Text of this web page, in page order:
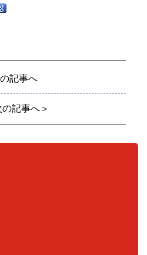
記事へ
の記事へ＞